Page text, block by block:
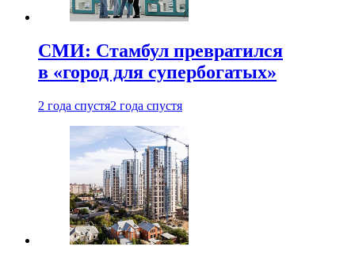
СМИ: Стамбул превратился
в «город для супербогатых»
2 года спустя2 года спустя